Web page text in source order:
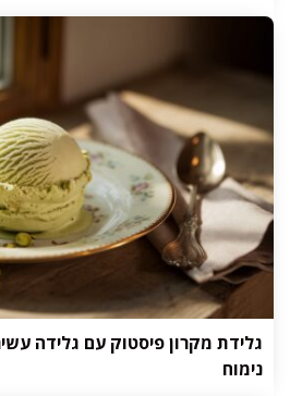
גלידת מקרון פיסטוק עם גלידה
נימוח